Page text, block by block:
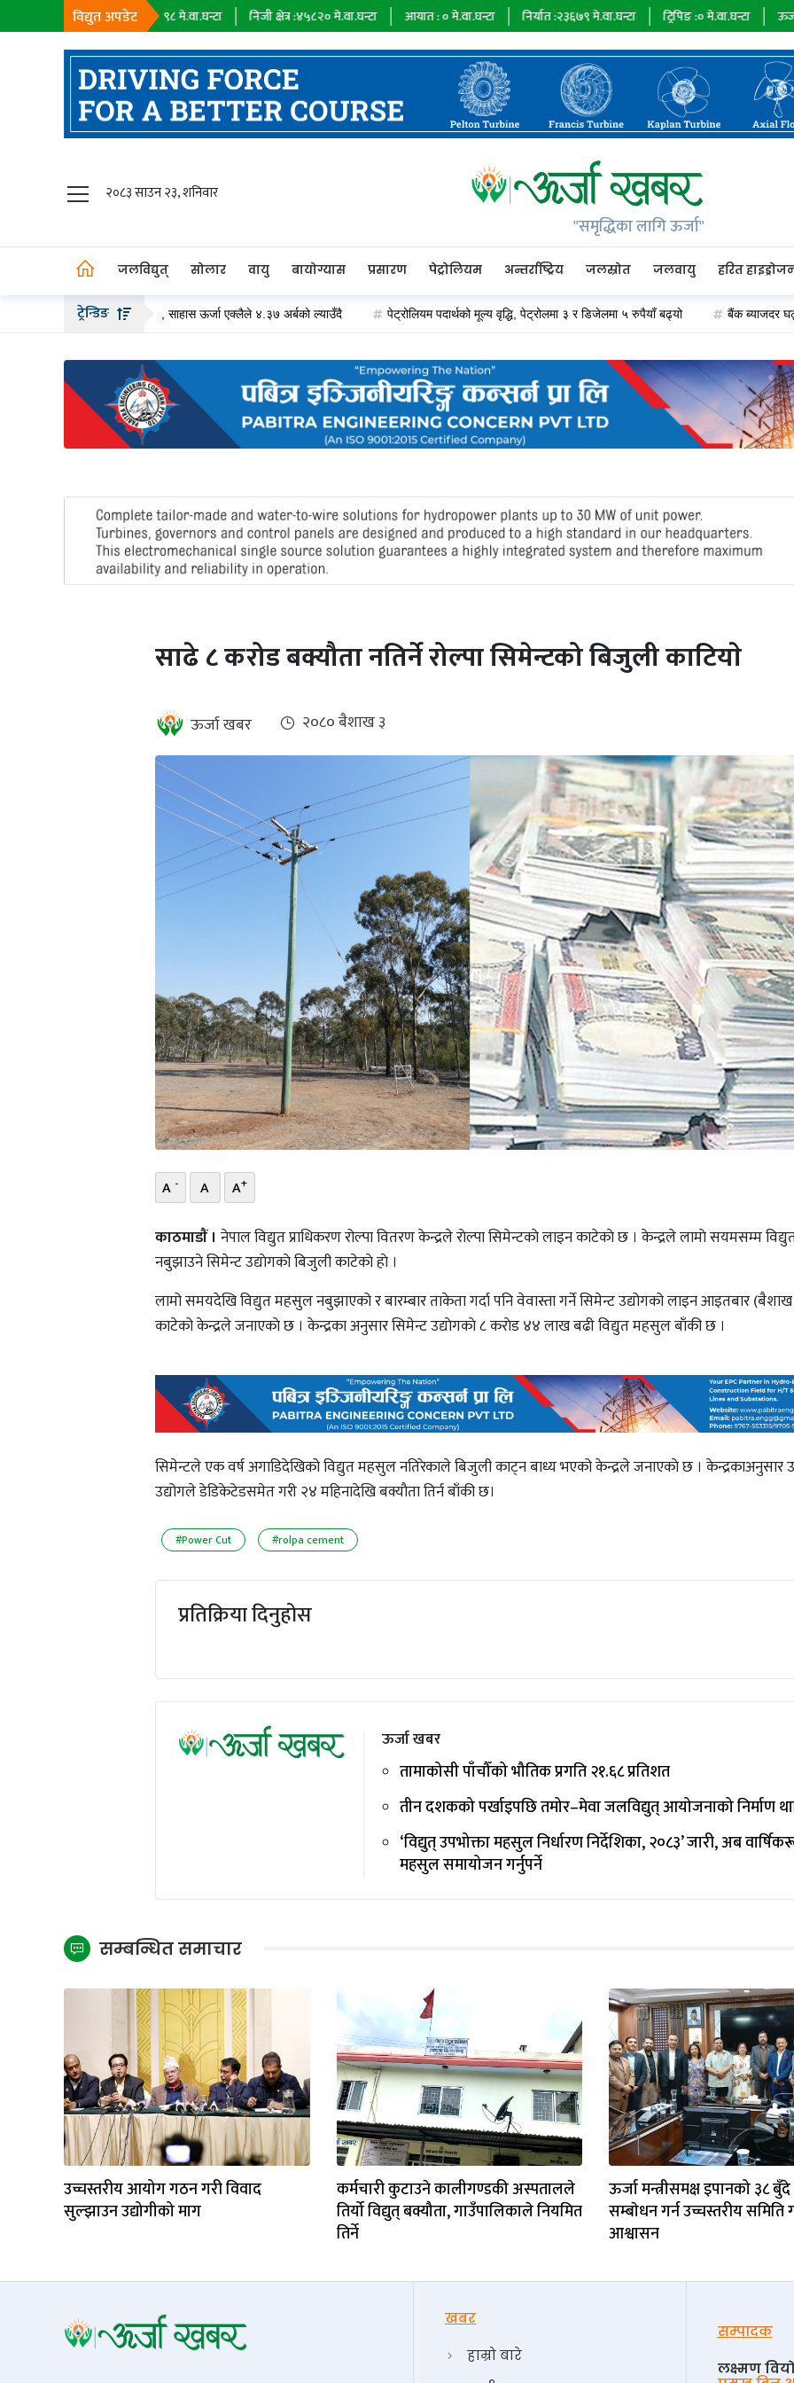
विद्युत अपडेट
सहायक कम्पनी :१८३९८मे.वा.घन्टा निजी क्षेत्र : ४५८२०मे.वा.घन्टा आयात : मे.वा.घन्टा निर्यात : २३६७९मे.वा.घन्टा ट्रिपिङ : मे.वा.घन्टा ऊर्जा माग :
२०८३ साउन २३, शनिवार
"समृद्धिका लागि ऊर्जा"
जलविद्युत् सोलार वायु बायोग्यास प्रसारण पेट्रोलियम अन्तर्राष्ट्रिय जलस्रोत जलवायु हरित
वायु
बायोग्यास
पेट्रोलियम
अन्तर्राष्ट्रिय
जलवायु
ट्रेन्डिङ
हकप्रद सेयर जारी गर्दै, साहास ऊर्जा एक्लैले ४.३७ अर्बको ल्याउँदै पेट्रोलियम पदार्थको मूल्य वृद्धि, पेट्रोलमा ३ र डिजेलमा ५ रुपैयाँ बढ्यो बैंक ब्याजदर घट्दा
साढे ८ करोड बक्यौता नतिर्ने रोल्पा सिमेन्टको बिजुली काटियाे
ऊर्जा खबर २०८० ब‌ैशाख ३
A - A A+
काठमाडाैं । नेपाल विद्युत प्राधिकरण रोल्पा वितरण केन्द्रले राेल्पा सिमेन्टकाे लाइन काटेकाे छ । केन्द्रले लामाे सयमसम्म
नबुझाउने सिमेन्ट उद्याेगकाे बिजुली काटेकाे हाे ।
लामो समयदेखि विद्युत महसुल नबुझाएको र बारम्बार ताकेता गर्दा पनि वेवास्ता गर्ने सिमेन्ट उद्योगको लाइन आइतबार
काटेको केन्द्रले जनाएकाे छ । केन्द्रका अनुसार सिमेन्ट उद्याेगकाे ८ कराेड ४४ लाख बढी विद्युत महसुल बाँकी छ ।
सिमेन्टले एक वर्ष अगाडिदेखिको विद्युत महसुल नतिरेकाले बिजुली काट्न बाध्य भएको केन्द्रले जनाएकाे छ । केन्द्रकाअनुसार
उद्योगले डेडिकेटेडसमेत गरी २४ महिनादेखि बक्याैता तिर्न बाँकी छ।
#Power Cut #rolpa cement
प्रतिक्रिया दिनुहोस
ऊर्जा खबर
तामाकोसी पाँचौँको भौतिक प्रगति २१.६८ प्रतिशत
तीन दशकको पर्खाइपछि तमोर–मेवा जलविद्युत् आयोजनाको निर्माण
‘विद्युत् उपभोक्ता महसुल निर्धारण निर्देशिका, २०८३’ जारी, अब
महसुल समायोजन गर्नुपर्ने
सम्बन्धित समाचार
उच्चस्तरीय आयोग गठन गरी विवाद
सुल्झाउन उद्योगीको माग
कर्मचारी कुटाउने कालीगण्डकी अस्पतालले
तिर्यो विद्युत् बक्यौता, गाउँपालिकाले नियमित
तिर्ने
ऊर्जा मन्त्रीसमक्ष इपानको ३८
सम्बाेधन गर्न उच्चस्तरीय समिति
आश्वासन
खबर
हाम्रो बारे
सम्पादक
लक्ष्मण